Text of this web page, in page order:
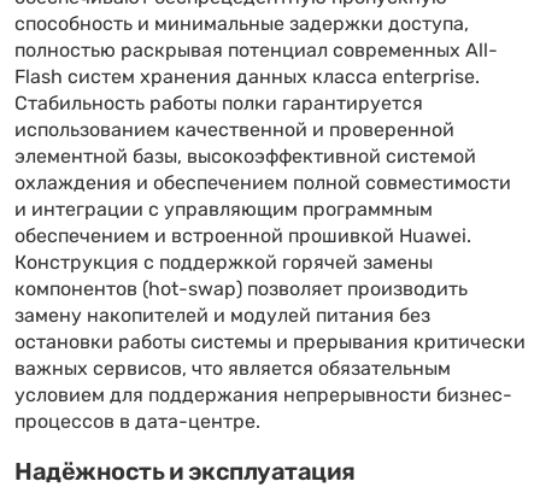
способность и минимальные задержки доступа,
полностью раскрывая потенциал современных All-
Flash систем хранения данных класса enterprise.
Стабильность работы полки гарантируется
использованием качественной и проверенной
элементной базы, высокоэффективной системой
охлаждения и обеспечением полной совместимости
и интеграции с управляющим программным
обеспечением и встроенной прошивкой Huawei.
Конструкция с поддержкой горячей замены
компонентов (hot-swap) позволяет производить
замену накопителей и модулей питания без
остановки работы системы и прерывания критически
важных сервисов, что является обязательным
условием для поддержания непрерывности бизнес-
процессов в дата-центре.
Надёжность и эксплуатация